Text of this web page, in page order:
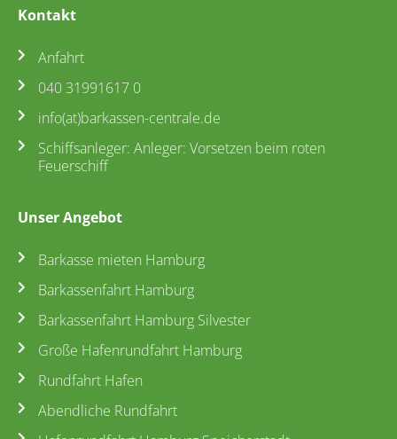
Kontakt
Anfahrt
040 31991617 0
info(at)barkassen-centrale.de
Schiffsanleger: Anleger: Vorsetzen beim roten
Feuerschiff
Unser Angebot
Barkasse mieten Hamburg
Barkassenfahrt Hamburg
Barkassenfahrt Hamburg Silvester
Große Hafenrundfahrt Hamburg
Rundfahrt Hafen
Abendliche Rundfahrt